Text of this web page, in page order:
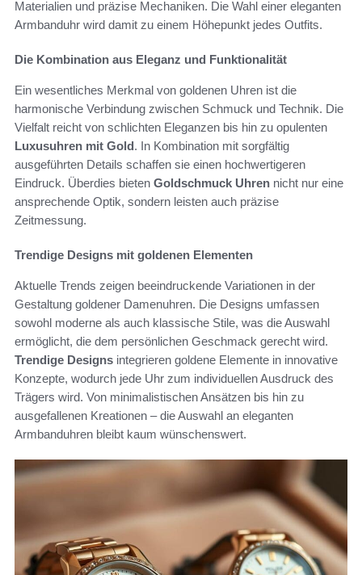
Materialien und präzise Mechaniken. Die Wahl einer eleganten
Armbanduhr wird damit zu einem Höhepunkt jedes Outfits.
Die Kombination aus Eleganz und Funktionalität
Ein wesentliches Merkmal von goldenen Uhren ist die
harmonische Verbindung zwischen Schmuck und Technik. Die
Vielfalt reicht von schlichten Eleganzen bis hin zu opulenten
Luxusuhren mit Gold. In Kombination mit sorgfältig
ausgeführten Details schaffen sie einen hochwertigeren
Eindruck. Überdies bieten Goldschmuck Uhren nicht nur eine
ansprechende Optik, sondern leisten auch präzise
Zeitmessung.
Trendige Designs mit goldenen Elementen
Aktuelle Trends zeigen beeindruckende Variationen in der
Gestaltung goldener Damenuhren. Die Designs umfassen
sowohl moderne als auch klassische Stile, was die Auswahl
ermöglicht, die dem persönlichen Geschmack gerecht wird.
Trendige Designs integrieren goldene Elemente in innovative
Konzepte, wodurch jede Uhr zum individuellen Ausdruck des
Trägers wird. Von minimalistischen Ansätzen bis hin zu
ausgefallenen Kreationen – die Auswahl an eleganten
Armbanduhren bleibt kaum wünschenswert.